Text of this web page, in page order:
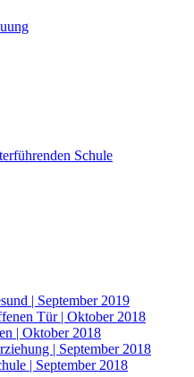
Schule
| September 2019
Tür | Oktober 2018
| Oktober 2018
| September 2018
| September 2018